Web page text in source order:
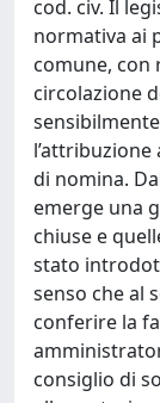
cod. civ. Il
normativa ai
comune, con
circolazione
di nomina.
emerge una
chiuse e
stato
senso che al
conferire la
consiglio di